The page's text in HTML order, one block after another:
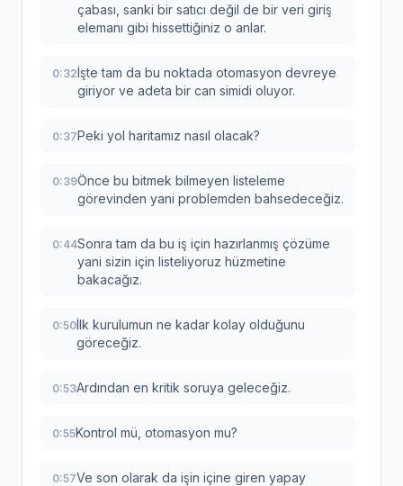
çabası, sanki bir satıcı değil de bir veri giriş
elemanı gibi hissettiğiniz o anlar.
0:32İşte tam da bu noktada otomasyon devreye
giriyor ve adeta bir can simidi oluyor.
0:37Peki yol haritamız nasıl olacak?
0:39Önce bu bitmek bilmeyen listeleme
görevinden yani problemden bahsedeceğiz.
0:44Sonra tam da bu iş için hazırlanmış çözüme
yani sizin için listeliyoruz hüzmetine
bakacağız.
0:50İlk kurulumun ne kadar kolay olduğunu
göreceğiz.
0:53Ardından en kritik soruya geleceğiz.
0:55Kontrol mü, otomasyon mu?
0:57Ve son olarak da işin içine giren yapay